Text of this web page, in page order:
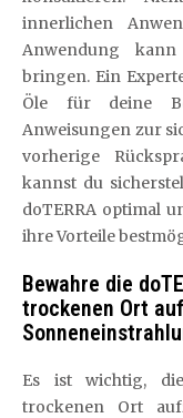
innerlichen
Anwendung
bringen. Ein
Öle für deine
Anweisungen zur
vorherige
kannst du
doTERRA optimal
ihre Vorteile
Bewahre die
trockenen Ort
Es ist wichtig,
trockenen Ort